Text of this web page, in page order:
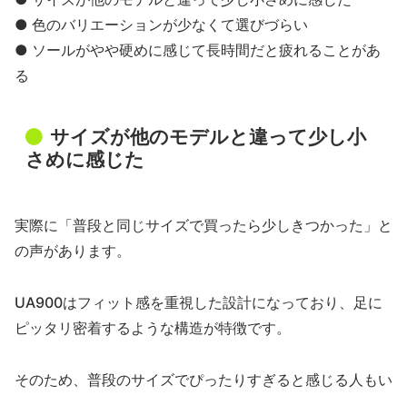
● 色のバリエーションが少なくて選びづらい
● ソールがやや硬めに感じて長時間だと疲れることがあ
る
サイズが他のモデルと違って少し小
さめに感じた
実際に「普段と同じサイズで買ったら少しきつかった」と
の声があります。
UA900はフィット感を重視した設計になっており、足に
ピッタリ密着するような構造が特徴です。
そのため、普段のサイズでぴったりすぎると感じる人もい